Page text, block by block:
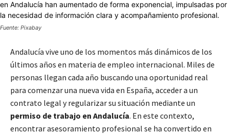
Fuente: Pixabay
Andalucía vive uno de los momentos más dinámicos de los
últimos años en materia de empleo internacional. Miles de
personas llegan cada año buscando una oportunidad real
para comenzar una nueva vida en España, acceder a un
contrato legal y regularizar su situación mediante un
permiso de trabajo en Andalucía. En este contexto,
encontrar asesoramiento profesional se ha convertido en